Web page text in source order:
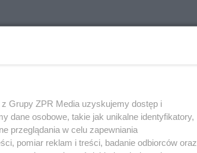
Grupy ZPR Media uzyskujemy dostęp i
dane osobowe, takie jak unikalne identyfikatory,
przeglądania w celu zapewniania
pomiar reklam i treści, badanie odbiorców oraz